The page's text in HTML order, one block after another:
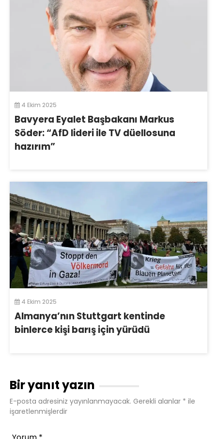
4 Ekim 2025
Bavyera Eyalet Başbakanı Markus
Söder: “AfD lideri ile TV düellosuna
hazırım”
4 Ekim 2025
Almanya’nın Stuttgart kentinde
binlerce kişi barış için yürüdü
Bir yanıt yazın
E-posta adresiniz yayınlanmayacak. Gerekli alanlar * ile
işaretlenmişlerdir